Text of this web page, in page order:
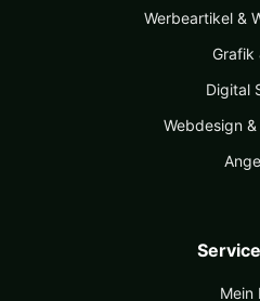
Werbeartikel &
Grafik
Digital
Webdesign
Mein